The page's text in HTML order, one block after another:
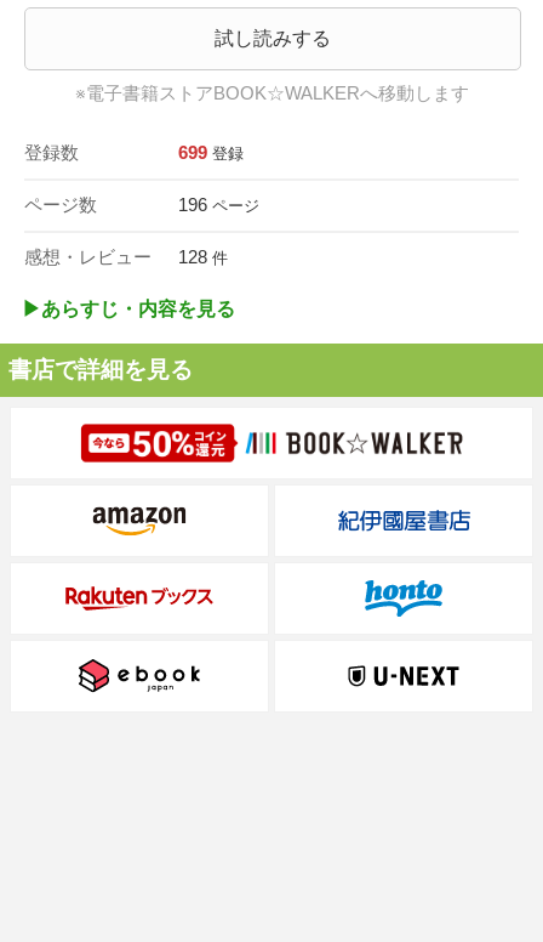
試し読みする
※電子書籍ストアBOOK☆WALKERへ移動します
登録数 699 登録
ページ数 196 ページ
感想・レビュー 128 件
▶︎あらすじ・内容を見る
書店で詳細を見る